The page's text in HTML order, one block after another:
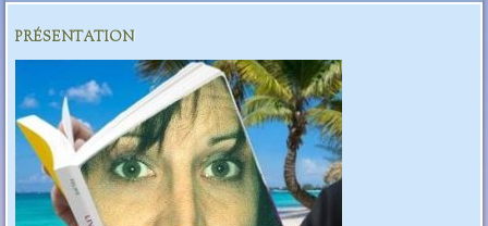
PRÉSENTATION